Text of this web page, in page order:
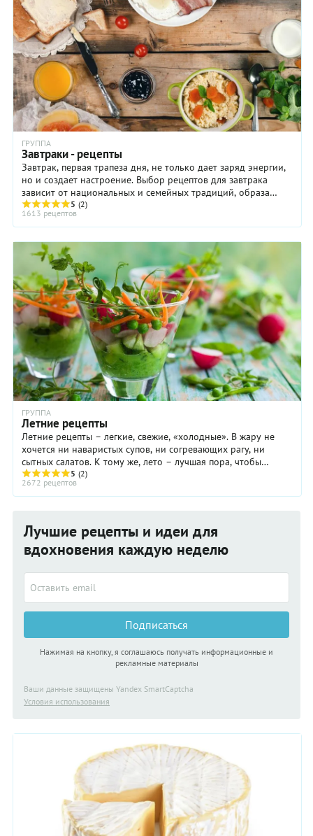
ГРУППА
Завтраки - рецепты
Завтрак, первая трапеза дня, не только дает заряд энергии,
но и создает настроение. Выбор рецептов для завтрака
зависит от национальных и семейных традиций, образа
5 (2)
1613 рецептов
ГРУППА
Летние рецепты
Летние рецепты – легкие, свежие, «холодные». В жару не
хочется ни наваристых супов, ни согревающих рагу, ни
сытных салатов. К тому же, лето – лучшая пора, чтобы
порадовать себя ...
5 (2)
2672 рецептов
Лучшие рецепты и идеи для
вдохновения каждую неделю
Подписаться
Нажимая на кнопку, я соглашаюсь получать информационные и
рекламные материалы
Ваши данные защищены Yandex SmartCaptcha
Условия использования